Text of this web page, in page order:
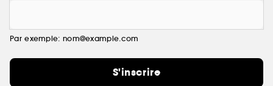
Par exemple: nom@example.com
S'inscrire